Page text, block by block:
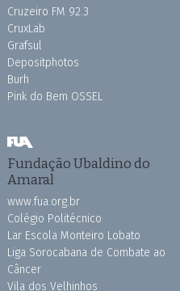
Cruzeiro FM 92.3
CruxLab
Grafsul
Depositphotos
Burh
Pink do Bem OSSEL
Fundação Ubaldino do
Amaral
www.fua.org.br
Colégio Politécnico
Lar Escola Monteiro Lobato
Liga Sorocabana de Combate ao
Câncer
Vila dos Velhinhos